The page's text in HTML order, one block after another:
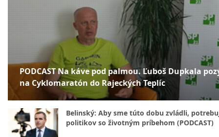
PODCAST Na káve pod palmou. Ľuboš Dupkala
na Cyklomaratón do Rajeckých Teplíc
Belinský: Aby sme túto dobu zvládli,
politikov so životným príbehom (PODCAST)